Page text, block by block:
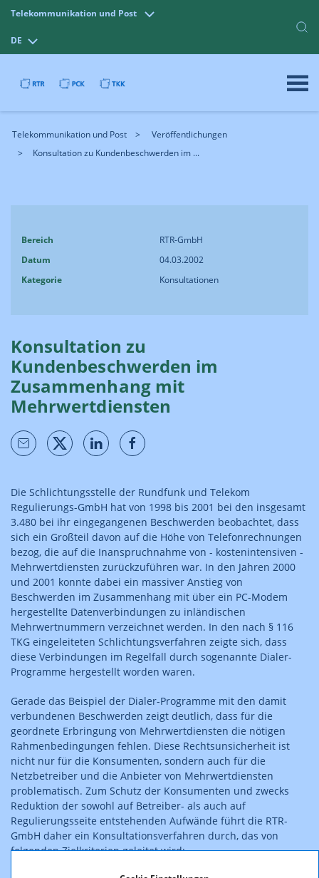
Telekommunikation und Post
DE
Telekommunikation und Post
Veröffentlichungen
Konsultation zu Kundenbeschwerden im ...
Bereich
RTR-GmbH
Datum
04.03.2002
Kategorie
Konsultationen
Konsultation zu
Kundenbeschwerden im
Zusammenhang mit
Mehrwertdiensten
Die Schlichtungsstelle der Rundfunk und Telekom
Regulierungs-GmbH hat von 1998 bis 2001 bei den insgesamt
3.480 bei ihr eingegangenen Beschwerden beobachtet, dass
sich ein Großteil davon auf die Höhe von Telefonrechnungen
bezog, die auf die Inanspruchnahme von - kostenintensiven -
Mehrwertdiensten zurückzuführen war. In den Jahren 2000
und 2001 konnte dabei ein massiver Anstieg von
Beschwerden im Zusammenhang mit über ein PC-Modem
hergestellte Datenverbindungen zu inländischen
Mehrwertnummern verzeichnet werden. In den nach § 116
TKG eingeleiteten Schlichtungsverfahren zeigte sich, dass
diese Verbindungen im Regelfall durch sogenannte Dialer-
Programme hergestellt worden waren.
Gerade das Beispiel der Dialer-Programme mit den damit
verbundenen Beschwerden zeigt deutlich, dass für die
geordnete Erbringung von Mehrwertdiensten die nötigen
Rahmenbedingungen fehlen. Diese Rechtsunsicherheit ist
nicht nur für die Konsumenten, sondern auch für die
Netzbetreiber und die Anbieter von Mehrwertdiensten
problematisch. Zum Schutz der Konsumenten und zwecks
Reduktion der sowohl auf Betreiber- als auch auf
Regulierungsseite entstehenden Aufwände führt die RTR-
GmbH daher ein Konsultationsverfahren durch, das von
folgenden Zielkriterien geleitet wird: